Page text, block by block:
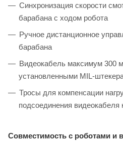
Синхронизация скорости
барабана с ходом робота
Ручное дистанционное
барабана
Видеокабель максимум 300
установленными MIL-
Тросы для компенсации
подсоединения видеокабеля
Совместимость с роботами и